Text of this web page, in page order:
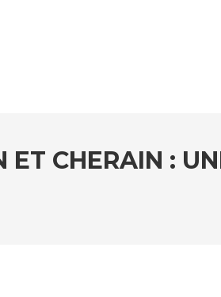
ET CHERAIN :